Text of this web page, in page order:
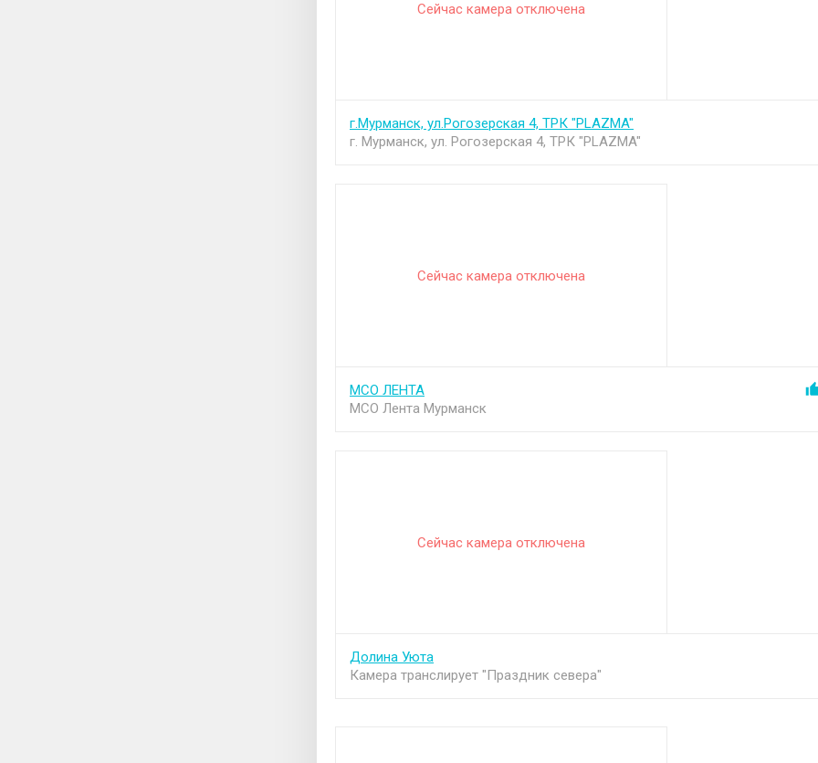
Сейчас камера отключена
г.Мурманск, ул.Рогозерская 4, ТРК "PLAZMA"
г. Мурманск, ул. Рогозерская 4, ТРК "PLAZMA"
Сейчас камера отключена
МСО ЛЕНТА
МСО Лента Мурманск
Сейчас камера отключена
Долина Уюта
Камера транслирует "Праздник севера"